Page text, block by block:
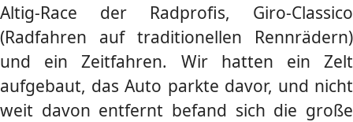
Altig-Race der Radprofis, Giro-Classico
(Radfahren auf traditionellen Rennrädern)
und ein Zeitfahren. Wir hatten ein Zelt
aufgebaut, das Auto parkte davor, und nicht
weit davon entfernt befand sich die große